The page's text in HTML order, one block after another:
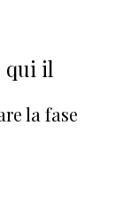
qui il
la fase